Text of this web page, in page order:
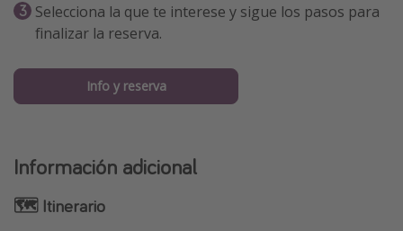
Selecciona la que te interese y sigue los pasos para
finalizar la reserva.
Info y reserva
Información adicional
🗺 Itinerario